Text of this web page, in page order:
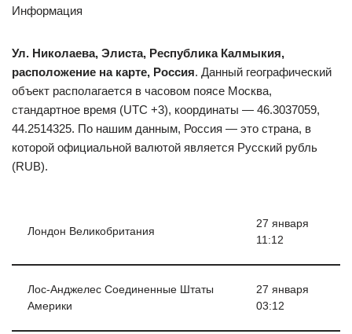
Информация
Ул. Николаева, Элиста, Республика Калмыкия,
расположение на карте, Россия. Данный географический
объект располагается в часовом поясе Москва,
стандартное время (UTC +3), координаты — 46.3037059,
44.2514325. По нашим данным, Россия — это страна, в
которой официальной валютой является Русский рубль
(RUB).
Лондон Великобритания
27 января
11:12
Лос-Анджелес Соединенные Штаты
Америки
27 января
03:12